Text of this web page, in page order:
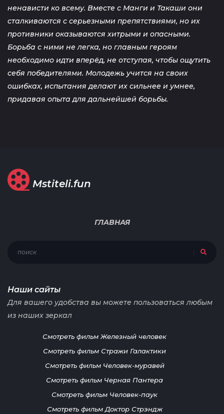
ненависти ко всему. Вместе с Манги и Такаши они
сталкиваются с серьезными препятствиями, но их
противники оказываются хитрыми и опасными.
Борьба с ними не легка, но главным героям
необходимо идти вперёд, не отступая, чтобы ощутить
себя победителями. Молодежь учится на своих
ошибках, испытания делают их сильнее и умнее,
придавая опыта для дальнейшей борьбы.
Mstiteli.fun
ГЛАВНАЯ
Наши сайты
Для вашего удобства вы можете пользоваться любым
из наших зеркал
Смотреть фильм Железный человек
Смотреть фильм Стражи Галактики
Смотреть фильм Человек-муравей
Смотреть фильм Черная Пантера
Смотреть фильм Человек-паук
Смотреть фильм Доктор Стрэндж